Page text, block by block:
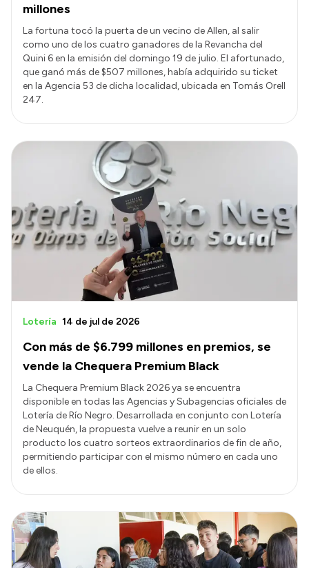
millones
La fortuna tocó la puerta de un vecino de Allen, al salir
como uno de los cuatro ganadores de la Revancha del
Quini 6 en la emisión del domingo 19 de julio. El afortunado,
que ganó más de $507 millones, había adquirido su ticket
en la Agencia 53 de dicha localidad, ubicada en Tomás Orell
247.
Con más de $6.799 millones en premios, se
vende la Chequera Premium Black
Lotería 14 de jul de 2026
La Chequera Premium Black 2026 ya se encuentra
disponible en todas las Agencias y Subagencias oficiales de
Lotería de Río Negro. Desarrollada en conjunto con Lotería
de Neuquén, la propuesta vuelve a reunir en un solo
producto los cuatro sorteos extraordinarios de fin de año,
permitiendo participar con el mismo número en cada uno
de ellos.